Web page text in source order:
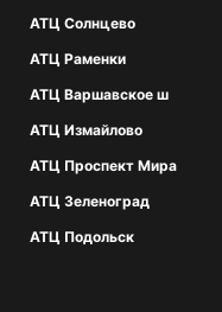
АТЦ Солнцево
АТЦ Раменки
АТЦ Варшавское ш
АТЦ Измайлово
АТЦ Проспект Мира
АТЦ Зеленоград
АТЦ Подольск